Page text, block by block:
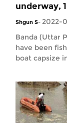
underway,
Shgun S- 2022-
Banda (Uttar
have been
boat capsize